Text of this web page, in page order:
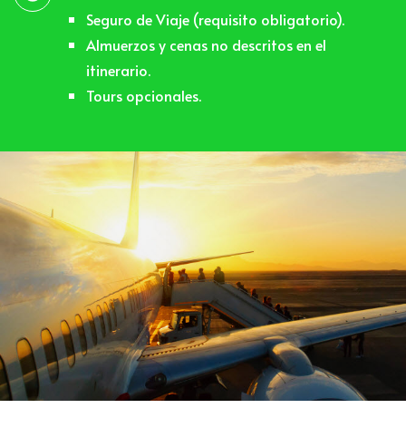
Seguro de Viaje (requisito obligatorio).
Almuerzos y cenas no descritos en el
itinerario.
Tours opcionales.